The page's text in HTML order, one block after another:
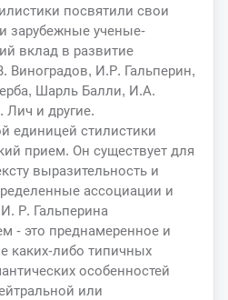
посвятили свои
зарубежные ученые-
вклад в развитие
Виноградов, И.Р. Гальперин,
Шарль Балли, И.А.
Лич и другие.
единицей стилистики
прием. Он существует для
выразительность и
ассоциации и
Р. Гальперина
- это преднамеренное и
каких-либо типичных
особенностей
или